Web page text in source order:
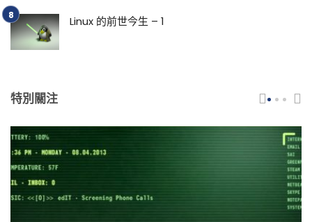
Linux 的前世今生 – 1
特別關注